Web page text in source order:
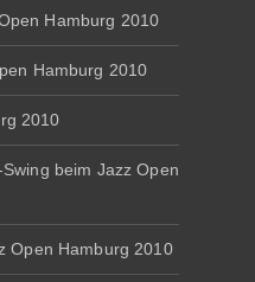
Hamburg 2010
Hamburg 2010
2010
beim Jazz Open
Open Hamburg 2010